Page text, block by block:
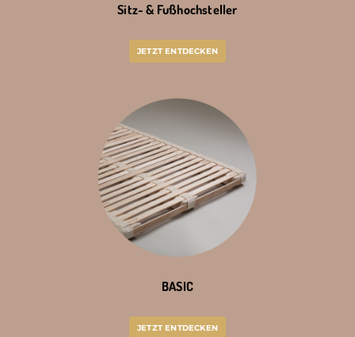
Sitz- & Fußhochsteller
JETZT ENTDECKEN
BASIC
JETZT ENTDECKEN